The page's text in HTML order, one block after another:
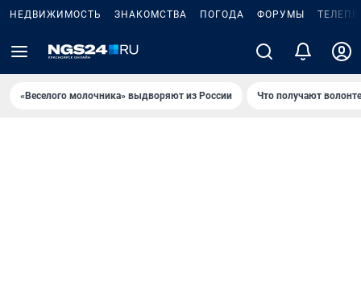
НЕДВИЖИМОСТЬ ЗНАКОМСТВА ПОГОДА ФОРУМЫ
«Веселого молочника» выдворяют из России Что получают